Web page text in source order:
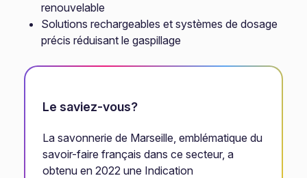
renouvelable
Solutions rechargeables et systèmes de dosage
précis réduisant le gaspillage
Le saviez-vous?
La savonnerie de Marseille, emblématique du
savoir-faire français dans ce secteur, a
obtenu en 2022 une Indication